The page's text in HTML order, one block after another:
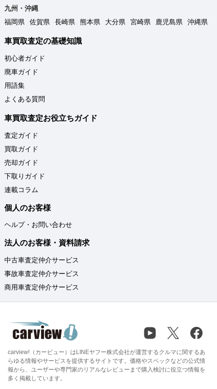
九州・沖縄
福岡県
佐賀県 長崎県 熊本県 大分県 宮崎県 鹿児島県 沖縄県
車買取査定の基礎知識
初心者ガイド
廃車ガイド
用語集
よくある質問
車買取査定お役立ちガイド
査定ガイド
買取ガイド
売却ガイド
下取りガイド
連載コラム
個人のお客様
ヘルプ・お問い合わせ
法人のお客様・資料請求
中古車査定仲介サービス
事故車査定仲介サービス
商用車査定仲介サービス
carview!（カービュー）はLINEヤフー株式会社が運営するクルマに関するあ
らゆる情報やサービスを提供するサイトです。価格やスペックなどの公式情
報から、ユーザーや専門家のリアルなレビューまで購入検討に役立つ情報を
多く掲載しています。